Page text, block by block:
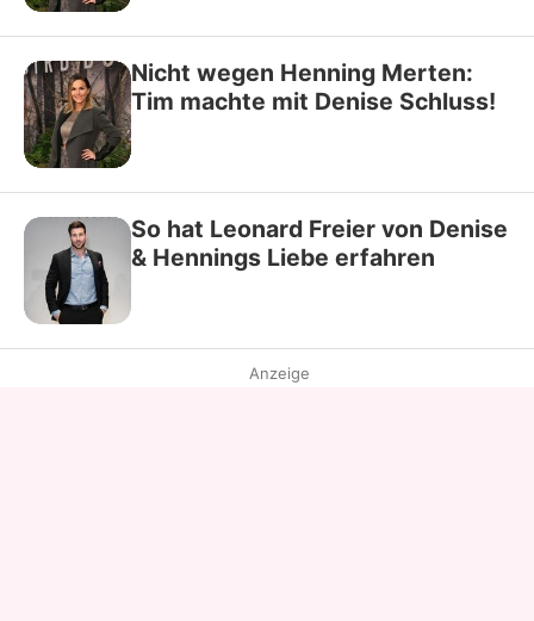
Nicht wegen Henning Merten:
Tim machte mit Denise Schluss!
So hat Leonard Freier von Denise
& Hennings Liebe erfahren
Anzeige